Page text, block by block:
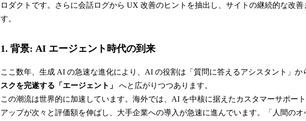
ロダクトです。さらに会話ログから UX 改善のヒントを抽出し、サイトの継続的な改善
す。
1. 背景: AI エージェント時代の到来
ここ数年、生成 AI の急速な進化により、AI の役割は「質問に答えるアシスタント」か
スクを完遂する「エージェント」
へと広がりつつあります。
この潮流は世界的に加速しています。海外では、AI を中核に据えたカスタマーサポー
アップが次々と評価額を伸ばし、大手企業への導入が急速に進んでいます。「人間の